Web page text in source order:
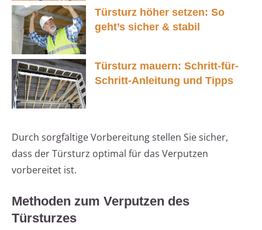
Türsturz höher setzen: So
geht’s sicher & stabil
Türsturz mauern: Schritt-für-
Schritt-Anleitung und Tipps
Durch sorgfältige Vorbereitung stellen Sie sicher,
dass der Türsturz optimal für das Verputzen
vorbereitet ist.
Methoden zum Verputzen des
Türsturzes